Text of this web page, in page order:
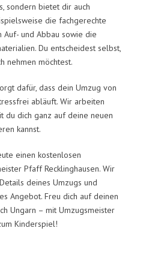
sondern bietet dir auch
die fachgerechte
und Abbau sowie die
Du entscheidest selbst,
nehmen möchtest.
dafür, dass dein Umzug von
abläuft. Wir arbeiten
du dich ganz auf deine neuen
kannst.
einen kostenlosen
Pfaff Recklinghausen. Wir
deines Umzugs und
Angebot. Freu dich auf deinen
Ungarn – mit Umzugsmeister
Kinderspiel!